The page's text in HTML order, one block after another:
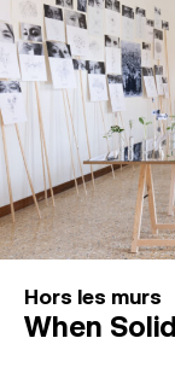
Hors les murs
When